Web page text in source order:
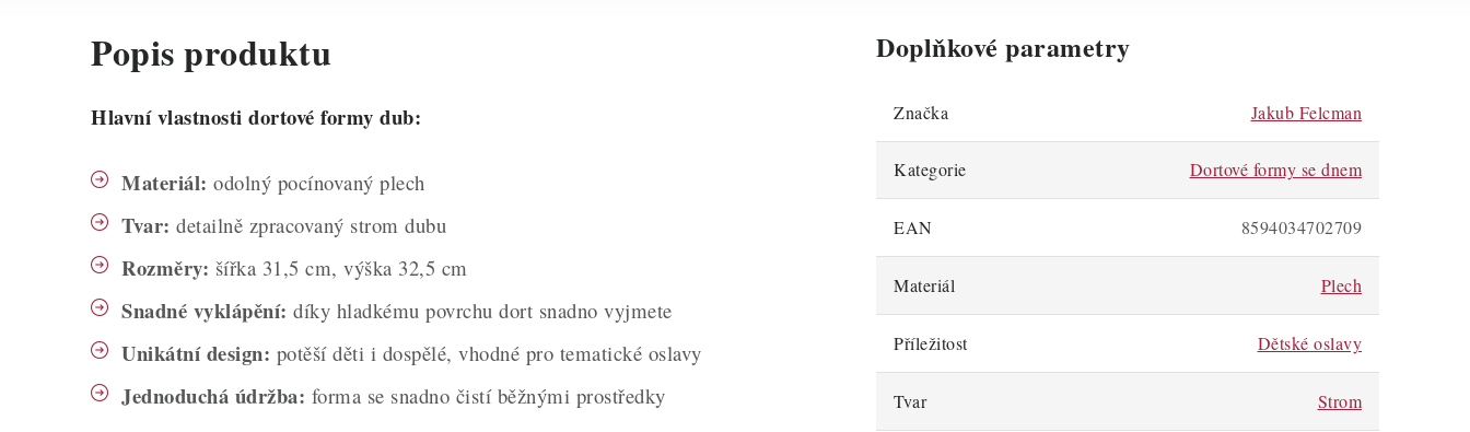
Popis produktu
Hlavní vlastnosti dortové formy dub:
Materiál: odolný pocínovaný plech
Tvar: detailně zpracovaný strom dubu
Rozměry: šířka 31,5 cm, výška 32,5 cm
Snadné vyklápění: díky hladkému povrchu dort snadno vyjmete
Unikátní design: potěší děti i dospělé, vhodné pro tematické oslavy
Jednoduchá údržba: forma se snadno čistí běžnými prostředky
Doplňkové parametry
Značka Jakub Felcman
Kategorie Dortové formy se dnem
EAN 8594034702709
Materiál Plech
Příležitost Dětské oslavy
Tvar Strom